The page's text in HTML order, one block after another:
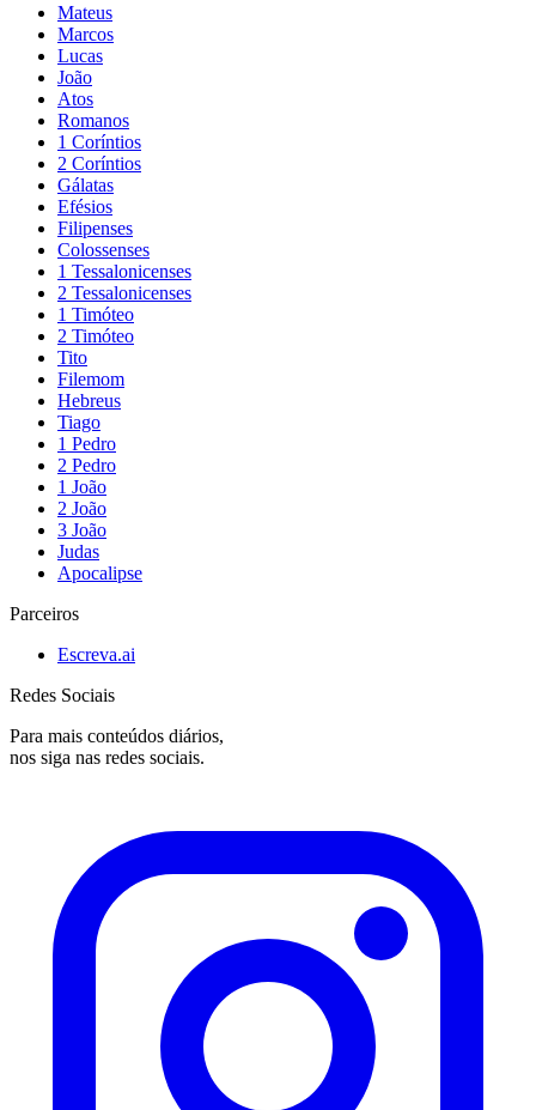
Mateus
Marcos
Lucas
João
Atos
Romanos
1 Coríntios
2 Coríntios
Gálatas
Efésios
Filipenses
Colossenses
1 Tessalonicenses
2 Tessalonicenses
1 Timóteo
2 Timóteo
Tito
Filemom
Hebreus
Tiago
1 Pedro
2 Pedro
1 João
2 João
3 João
Judas
Apocalipse
Parceiros
Escreva.ai
Redes Sociais
Para mais conteúdos diários,
nos siga nas redes sociais.